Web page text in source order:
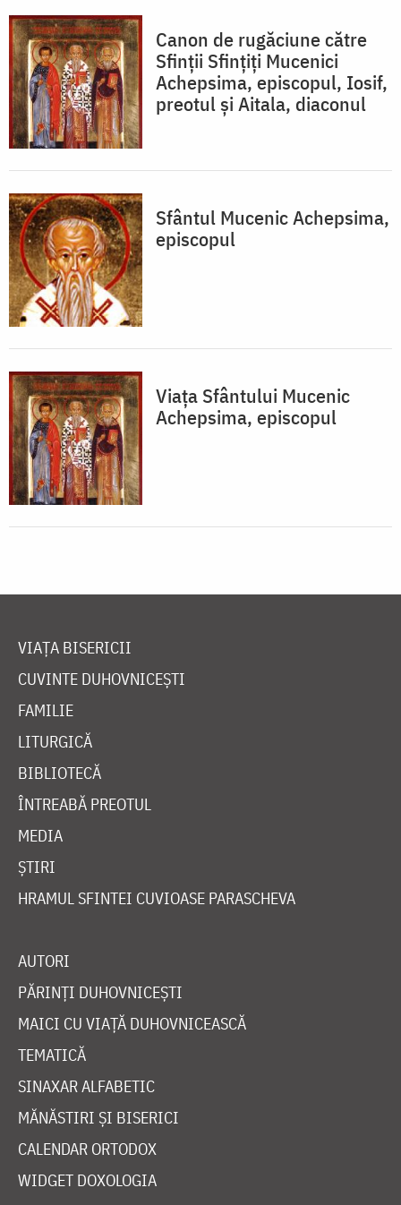
Canon de rugăciune către
Sfinţii Sfinţiţi Mucenici
Achepsima, episcopul, Iosif,
preotul şi Aitala, diaconul
Sfântul Mucenic Achepsima,
episcopul
Viața Sfântului Mucenic
Achepsima, episcopul
VIAȚA BISERICII
CUVINTE DUHOVNICEȘTI
FAMILIE
LITURGICĂ
BIBLIOTECĂ
ÎNTREABĂ PREOTUL
MEDIA
ȘTIRI
HRAMUL SFINTEI CUVIOASE PARASCHEVA
AUTORI
PĂRINȚI DUHOVNICEȘTI
MAICI CU VIAȚĂ DUHOVNICEASCĂ
TEMATICĂ
SINAXAR ALFABETIC
MĂNĂSTIRI ȘI BISERICI
CALENDAR ORTODOX
WIDGET DOXOLOGIA